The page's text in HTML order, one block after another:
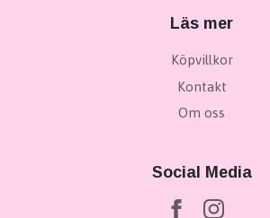
Läs mer
Köpvillkor
Kontakt
Om oss
Social Media